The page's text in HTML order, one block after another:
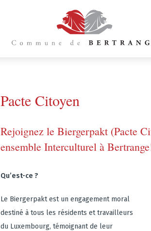
Pacte Citoyen
Rejoignez le Biergerpakt (Pacte
ensemble Interculturel à
Qu’est-ce ?
Le Biergerpakt est un engagement moral
destiné à tous les résidents et travailleurs
du Luxembourg, témoignant de leur